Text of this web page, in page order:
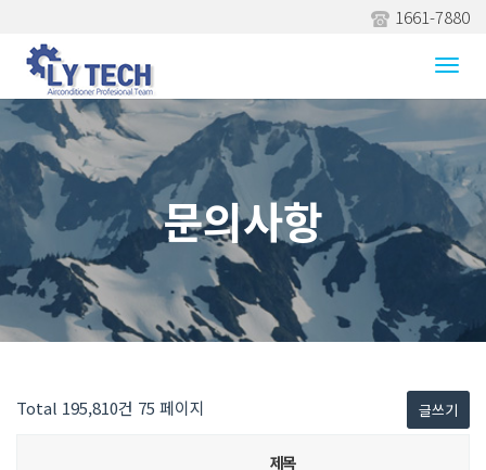
1661-7880
문의사항
Total 195,810건 75 페이지 글쓰기
제목